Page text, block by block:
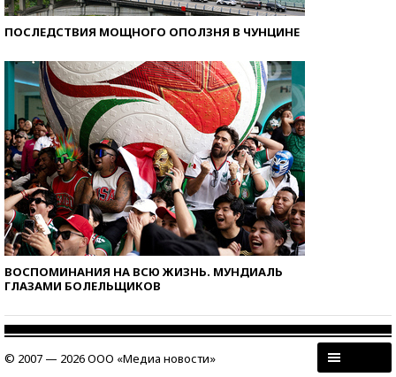
ПОСЛЕДСТВИЯ МОЩНОГО ОПОЛЗНЯ В ЧУНЦИНЕ
ВОСПОМИНАНИЯ НА ВСЮ ЖИЗНЬ. МУНДИАЛЬ
ГЛАЗАМИ БОЛЕЛЬЩИКОВ
© 2007 — 2026 ООО «Медиа новости»